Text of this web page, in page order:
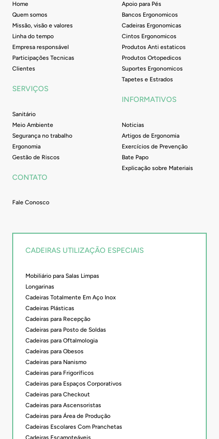
Home
Quem somos
Missão, visão e valores
Linha do tempo
Empresa responsável
Participações Tecnicas
Clientes
SERVIÇOS
Sanitário
Meio Ambiente
Segurança no trabalho
Ergonomia
Gestão de Riscos
CONTATO
Fale Conosco
Apoio para Pés
Bancos Ergonomicos
Cadeiras Ergonomicas
Cintos Ergonomicos
Produtos Anti estaticos
Produtos Ortopedicos
Suportes Ergonomicos
Tapetes e Estrados
INFORMATIVOS
Noticias
Artigos de Ergonomia
Exercícios de Prevenção
Bate Papo
Explicação sobre Materiais
CADEIRAS UTILIZAÇÃO ESPECIAIS
Mobiliário para Salas Limpas
Longarinas
Cadeiras Totalmente Em Aço Inox
Cadeiras Plásticas
Cadeiras para Recepção
Cadeiras para Posto de Soldas
Cadeiras para Oftalmologia
Cadeiras para Obesos
Cadeiras para Nanismo
Cadeiras para Frigoríficos
Cadeiras para Espaços Corporativos
Cadeiras para Checkout
Cadeiras para Ascensoristas
Cadeiras para Área de Produção
Cadeiras Escolares Com Pranchetas
Cadeiras Escamoteáveis